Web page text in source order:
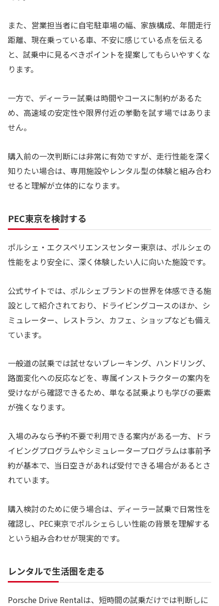
また、営業担当者に自宅駐車場の幅、家族構成、年間走行
距離、現在乗っている車、不安に感じている点を伝える
と、試乗中に見るべきポイントを提案してもらいやすくな
ります。
一方で、ディーラー試乗は時間やコースに制約があるた
め、高速域の安定性や限界付近の挙動を試す場ではありま
せん。
購入前の一次判断には非常に有効ですが、走行性能を深く
知りたい場合は、専用施設やレンタル型の体験と組み合わ
せると理解が立体的になります。
PEC東京を検討する
ポルシェ・エクスペリエンスセンター東京は、ポルシェの
性能をより安全に、深く体験したい人に向いた施設です。
公式サイトでは、ポルシェブランドの世界を体感できる施
設として紹介されており、ドライビングコースのほか、シ
ミュレーター、レストラン、カフェ、ショップなども備え
ています。
一般道の試乗では試せないブレーキング、ハンドリング、
路面変化への反応などを、専属インストラクターの案内を
受けながら確認できるため、単なる試乗よりも学びの要素
が強くなります。
入場のみなら予約不要で利用できる案内がある一方、ドラ
イビングプログラムやシミュレータープログラムは事前予
約が基本で、当日空きがあれば受付できる場合があるとさ
れています。
購入検討のために使う場合は、ディーラー試乗で日常性を
確認し、PEC東京でポルシェらしい性能の背景を理解する
という組み合わせが現実的です。
レンタルで生活圏を走る
Porsche Drive Rentalは、短時間の試乗だけでは判断しに